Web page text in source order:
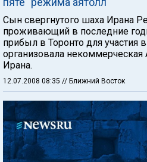
Сын свергнутого шаха Ирана
проживающий в последние
прибыл в Торонто для участия
организовала
Ирана.
12.07.2008 08:35 // Ближний Восток